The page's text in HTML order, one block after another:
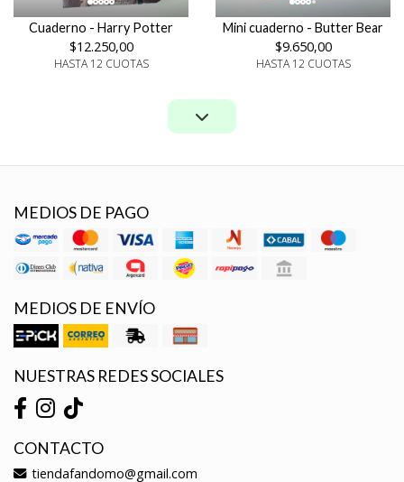
Cuaderno - Harry Potter
$12.250,00
HASTA 12 CUOTAS
Mini cuaderno - Butter Bear
$9.650,00
HASTA 12 CUOTAS
MEDIOS DE PAGO
MEDIOS DE ENVÍO
NUESTRAS REDES SOCIALES
CONTACTO
tiendafandomo@gmail.com